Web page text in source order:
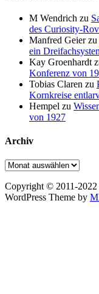
M Wendrich zu
des Curiosity-
Manfred Geierzu
ein
Kay Groenhardt
Konferenz von
Tobias Claren zu
Kornkreise
Hempel zu
von 1927
Archiv
Archiv
Copyright © 2011-2022
WordPress Theme by